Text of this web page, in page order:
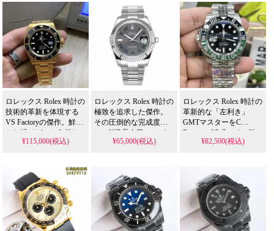
ンベゼルとクラシック
なダイバーズデザイン
を再現した高品質な偽
物時計です。
ゼル、サファイアクリ
スタルガラス、高品質
スチールブレスレッ
ト。成功者の象徴とな
る2026年注目モデルで
市場でも他に類を見な
い完成度を誇り、高精
度ムーブメントと高級
素材が、まさに「一つ
のロレックスで永遠
に」という成功者のス
タンダードを確約する
傑作です。
ロレックス Rolex 時計の
技術的革新を体現する
VS Factoryの傑作。鮮や
かな緑ベゼルと自然な
夜光の絶妙な調和は、N
の再現度と評価され、
最高級のプラチナメッ
キと防汚コーティング
が、本物に迫る視覚
的・触覚的体験を提供
する、まさに収集家待
¥115,000(税込)
ロレックス Rolex 時計の
極致を追求した傑作。
その圧倒的な完成度
は、N級品人気スーパー
コピー 格安市場でも他
と快適な904Lスチール
ブレスレットが、限ら
れた数量の中でも一際
輝く価値を確約しま
す。
¥65,000(税込)
ロレックス Rolex 時計の
革新的な「左利き」
GMTマスターをC
Factoryが追求。その確
かなCal.3285ムーブメン
パー コピー 格安市場で
も他に類を見ない魅力
を生み出し、右腕での
着用に最適化された機
能性が、真のコレクタ
ーのこだわりに応えま
¥82,500(税込)